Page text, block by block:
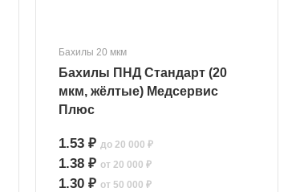
Бахилы 20 мкм
Бахилы ПНД Стандарт (20
мкм, жёлтые) Медсервис
Плюс
1.53 ₽до 20 000 ₽
1.38 ₽от 20 000 ₽
1.30 ₽от 50 000 ₽